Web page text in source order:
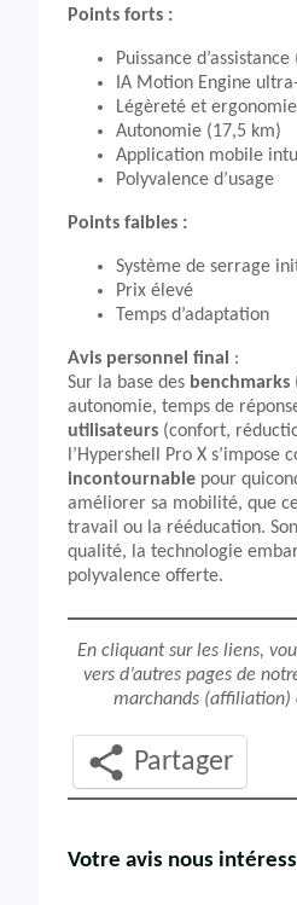
Points forts :
Puissance
IA Motion Engine
Légèreté et ergonomie
Autonomie (17,5 km)
Application mobile
Polyvalence d’usage
Points faibles :
Système de serrage
Prix élevé
Temps d’adaptation
Avis personnel final
:
Sur la base des benchmarks
autonomie, temps de
utilisateurs (confort,
l’Hypershell Pro X s’impose
incontournable pour
améliorer sa mobilité, que
travail ou la rééducation.
qualité, la technologie
polyvalence offerte.
En cliquant sur les liens,
vers d’autres pages de
marchands
Partager
Votre avis nous